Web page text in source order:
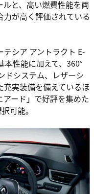
と、高い燃費性能を両
が高く評価されている
シア アントラクト E-
本性能に加えて、360°
ドシステム、レザーシ
実装備を備えているほ
アード」で好評を集めた
可能。